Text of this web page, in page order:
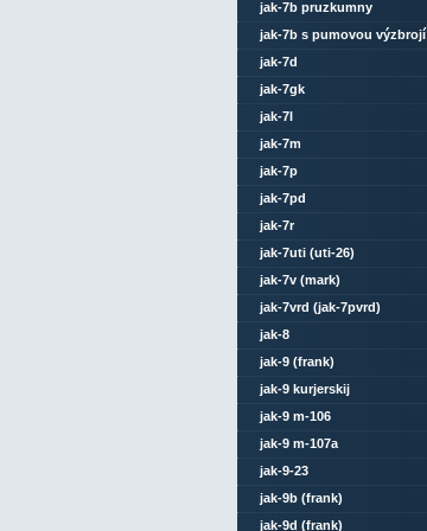
jak-7b pruzkumny
jak-7b s pumovou výzbrojí
jak-7d
jak-7gk
jak-7l
jak-7m
jak-7p
jak-7pd
jak-7r
jak-7uti (uti-26)
jak-7v (mark)
jak-7vrd (jak-7pvrd)
jak-8
jak-9 (frank)
jak-9 kurjerskij
jak-9 m-106
jak-9 m-107a
jak-9-23
jak-9b (frank)
jak-9d (frank)